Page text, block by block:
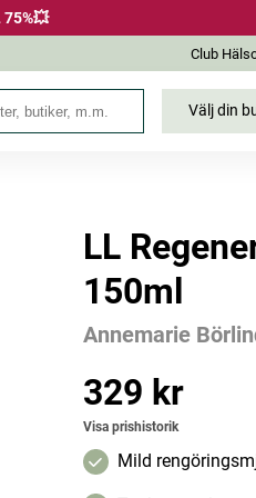
75%💥
Club
Välj din
LL
150ml
Annemarie
Pris:329 kr
329 kr
Visa prishistorik
Mild